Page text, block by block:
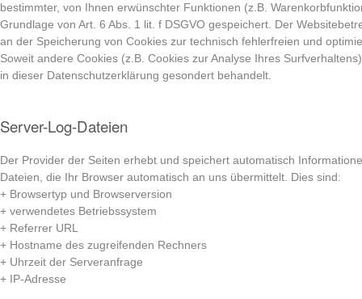
bestimmter, von Ihnen erwünschter Funktionen (z.B.
Grundlage von Art. 6 Abs. 1 lit. f DSGVO gespeichert. Der
an der Speicherung von Cookies zur technisch fehlerfreien und
Soweit andere Cookies (z.B. Cookies zur Analyse Ihres
in dieser Datenschutzerklärung gesondert behandelt.
Server-Log-Dateien
Der Provider der Seiten erhebt und speichert automatisch
Dateien, die Ihr Browser automatisch an uns übermittelt. Dies sind:
+ Browsertyp und Browserversion
+ verwendetes Betriebssystem
+ Referrer URL
+ Hostname des zugreifenden Rechners
+ Uhrzeit der Serveranfrage
+ IP-Adresse